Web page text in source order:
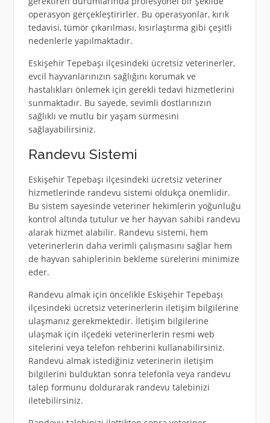
operasyon gerçekleştirirler. Bu operasyonlar, kırık
tedavisi, tümör çıkarılması, kısırlaştırma gibi çeşitli
nedenlerle yapılmaktadır.
Eskişehir Tepebaşı ilçesindeki ücretsiz veterinerler,
evcil hayvanlarınızın sağlığını korumak ve
hastalıkları önlemek için gerekli tedavi hizmetlerini
sunmaktadır. Bu sayede, sevimli dostlarınızın
sağlıklı ve mutlu bir yaşam sürmesini
sağlayabilirsiniz.
Randevu Sistemi
Eskişehir Tepebaşı ilçesindeki ücretsiz veteriner
hizmetlerinde randevu sistemi oldukça önemlidir.
Bu sistem sayesinde veteriner hekimlerin yoğunluğu
kontrol altında tutulur ve her hayvan sahibi randevu
alarak hizmet alabilir. Randevu sistemi, hem
veterinerlerin daha verimli çalışmasını sağlar hem
de hayvan sahiplerinin bekleme sürelerini minimize
eder.
Randevu almak için öncelikle Eskişehir Tepebaşı
ilçesindeki ücretsiz veterinerlerin iletişim bilgilerine
ulaşmanız gerekmektedir. İletişim bilgilerine
ulaşmak için ilçedeki veterinerlerin resmi web
sitelerini veya telefon rehberini kullanabilirsiniz.
Randevu almak istediğiniz veterinerin iletişim
bilgilerini bulduktan sonra telefonla veya randevu
talep formunu doldurarak randevu talebinizi
iletebilirsiniz.